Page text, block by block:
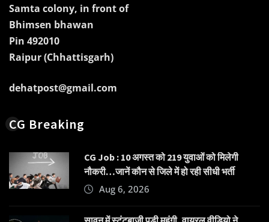
Samta colony, in front of
Bhimsen bhawan
Pin 492010
Raipur (Chhattisgarh)
dehatpost@gmail.com
CG Breaking
CG Job : 10 अगस्त को 219 युवाओं को मिलेगी
नौकरी…जानें कौन से जिले में हो रही सीधी भर्ती
Aug 6, 2026